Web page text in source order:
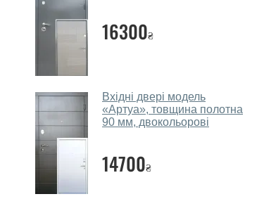
16300₴
Вхідні двері модель
«Артуа», товщина полотна
90 мм, двокольорові
14700₴